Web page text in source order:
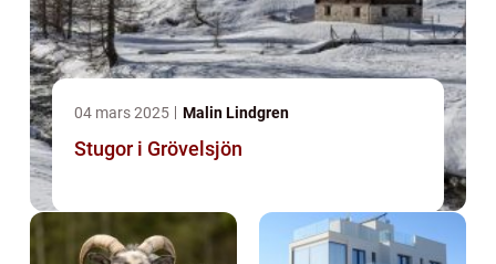
04 mars 2025 Malin Lindgren
Stugor i Grövelsjön